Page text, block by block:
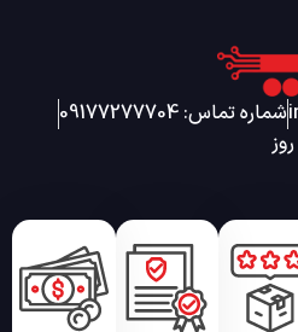
شماره تماس: 09177277704